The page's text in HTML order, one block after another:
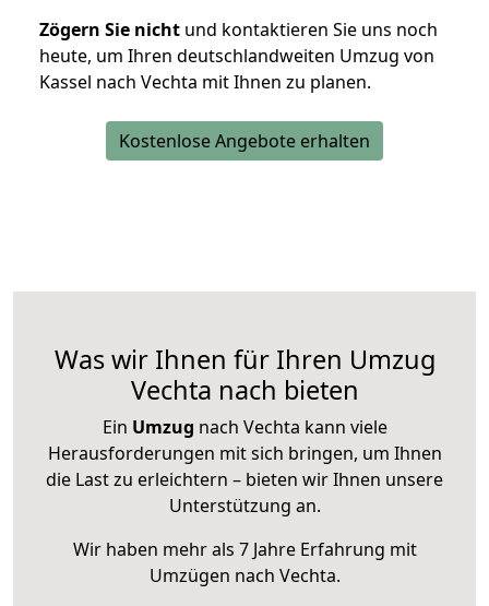
Zögern Sie nicht und kontaktieren Sie uns noch
heute, um Ihren deutschlandweiten Umzug von
Kassel nach Vechta mit Ihnen zu planen.
Kostenlose Angebote erhalten
Was wir Ihnen für Ihren Umzug
Vechta nach bieten
Ein Umzug nach Vechta kann viele
Herausforderungen mit sich bringen, um Ihnen
die Last zu erleichtern – bieten wir Ihnen unsere
Unterstützung an.
Wir haben mehr als 7 Jahre Erfahrung mit
Umzügen nach Vechta.